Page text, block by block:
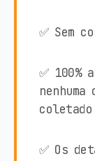
✅ Sem
✅ 100%
coletado
✅ Os